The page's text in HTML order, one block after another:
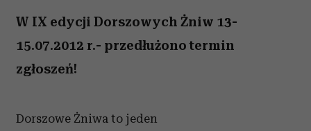
W IX edycji Dorszowych Żniw 13-
15.07.2012 r.- przedłużono termin
zgłoszeń!
Dorszowe Żniwa to jeden